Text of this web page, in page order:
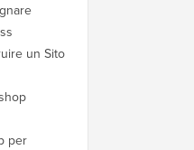
un Sito
per